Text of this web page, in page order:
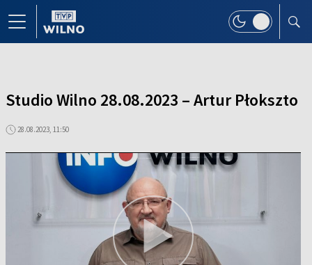
Studio Wilno 28.08.2023 – Artur Płokszto
28.08.2023, 11:50